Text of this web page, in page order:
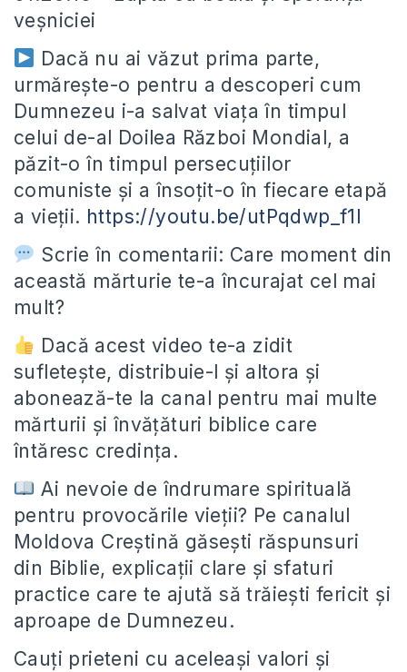
veșniciei
Dacă nu ai văzut prima parte,
urmărește-o pentru a descoperi cum
Dumnezeu i-a salvat viața în timpul
celui de-al Doilea Război Mondial, a
păzit-o în timpul persecuțiilor
comuniste și a însoțit-o în fiecare etapă
a vieții. https://youtu.be/utPqdwp_f1I
Scrie în comentarii: Care moment din
această mărturie te-a încurajat cel mai
mult?
Dacă acest video te-a zidit
sufletește, distribuie-l și altora și
abonează-te la canal pentru mai multe
mărturii și învățături biblice care
întăresc credința.
Ai nevoie de îndrumare spirituală
pentru provocările vieții? Pe canalul
Moldova Creștină găsești răspunsuri
din Biblie, explicații clare și sfaturi
practice care te ajută să trăiești fericit și
aproape de Dumnezeu.
Cauți prieteni cu aceleași valori și